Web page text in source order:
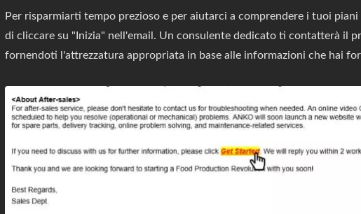
Per risparmiarti tempo prezioso e per aiutarci a comprendere i tuoi
di cliccare su "Inizia" nell'email. Un consulente dedicato ti contatterà il
fornendoti l'attrezzatura appropriata in base alle informazioni che hai